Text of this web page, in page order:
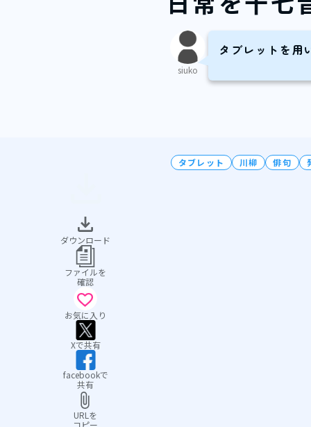
siuko
タブレットを用
ダウンロード
ファイルを
確認
お気に入り
Xで共有
facebookで
共有
URLを
コピー
タブレット 川柳 俳句